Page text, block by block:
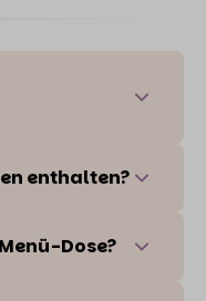
enthalten?
Dose?